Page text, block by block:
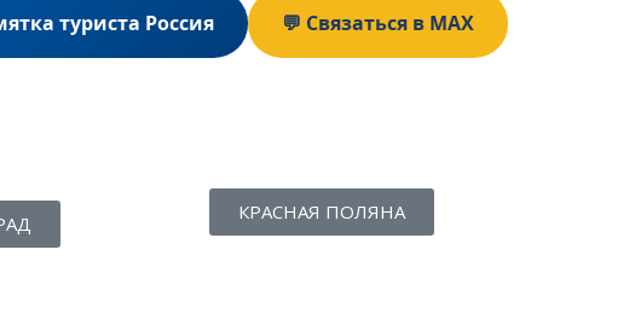
туриста Россия 💬 Связаться в MAX
КРАСНАЯ ПОЛЯНА